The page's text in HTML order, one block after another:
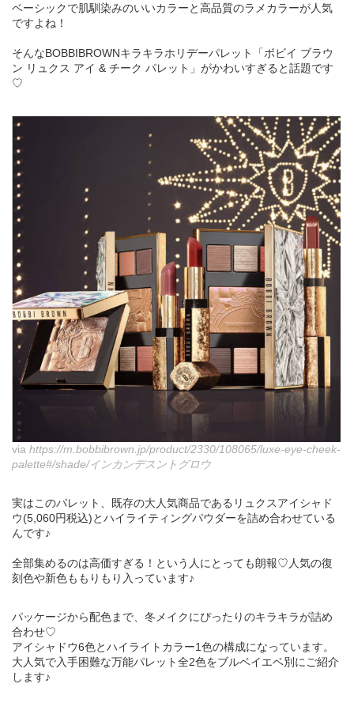
ベーシックで肌馴染みのいいカラーと高品質のラメカラーが人気
ですよね！
そんなBOBBIBROWNキラキラホリデーパレット「ボビイ ブラウ
ン リュクス アイ & チーク パレット」がかわいすぎると話題です
♡
via https://m.bobbibrown.jp/product/2330/108065/luxe-eye-cheek-
palette#/shade/インカンデスントグロウ
実はこのパレット、既存の大人気商品であるリュクスアイシャド
ウ(5,060円税込)とハイライティングパウダーを詰め合わせている
んです♪
全部集めるのは高価すぎる！という人にとっても朗報♡人気の復
刻色や新色ももりもり入っています♪
パッケージから配色まで、冬メイクにぴったりのキラキラが詰め
合わせ♡
アイシャドウ6色とハイライトカラー1色の構成になっています。
大人気で入手困難な万能パレット全2色をブルベイエベ別にご紹介
します♪